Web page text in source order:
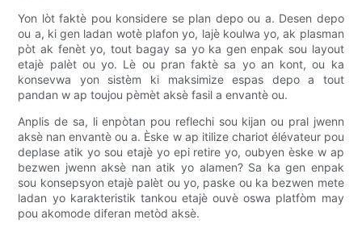
Yon lòt faktè pou konsidere se plan depo ou a. Desen depo
ou a, ki gen ladan wotè plafon yo, lajè koulwa yo, ak plasman
pòt ak fenèt yo, tout bagay sa yo ka gen enpak sou layout
etajè palèt ou yo. Lè ou pran faktè sa yo an kont, ou ka
konsevwa yon sistèm ki maksimize espas depo a tout
pandan w ap toujou pèmèt aksè fasil a envantè ou.
Anplis de sa, li enpòtan pou reflechi sou kijan ou pral jwenn
aksè nan envantè ou a. Èske w ap itilize chariot élévateur pou
deplase atik yo sou etajè yo epi retire yo, oubyen èske w ap
bezwen jwenn aksè nan atik yo alamen? Sa ka gen enpak
sou konsepsyon etajè palèt ou yo, paske ou ka bezwen mete
ladan yo karakteristik tankou etajè ouvè oswa platfòm may
pou akomode diferan metòd aksè.